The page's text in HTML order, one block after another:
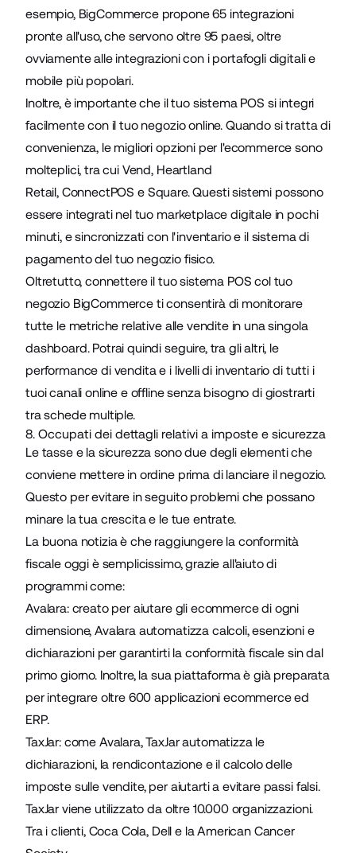
esempio, BigCommerce propone 65 integrazioni
pronte all'uso, che servono oltre 95 paesi, oltre
ovviamente alle integrazioni con i portafogli digitali e
mobile più popolari.
Inoltre, è importante che il tuo sistema POS si integri
facilmente con il tuo negozio online. Quando si tratta di
convenienza, le migliori opzioni per l'ecommerce sono
molteplici, tra cui Vend, Heartland
Retail, ConnectPOS e Square. Questi sistemi possono
essere integrati nel tuo marketplace digitale in pochi
minuti, e sincronizzati con l'inventario e il sistema di
pagamento del tuo negozio fisico.
Oltretutto, connettere il tuo sistema POS col tuo
negozio BigCommerce ti consentirà di monitorare
tutte le metriche relative alle vendite in una singola
dashboard. Potrai quindi seguire, tra gli altri, le
performance di vendita e i livelli di inventario di tutti i
tuoi canali online e offline senza bisogno di giostrarti
tra schede multiple.
8. Occupati dei dettagli relativi a imposte e sicurezza
Le tasse e la sicurezza sono due degli elementi che
conviene mettere in ordine prima di lanciare il negozio.
Questo per evitare in seguito problemi che possano
minare la tua crescita e le tue entrate.
La buona notizia è che raggiungere la conformità
fiscale oggi è semplicissimo, grazie all'aiuto di
programmi come:
Avalara: creato per aiutare gli ecommerce di ogni
dimensione, Avalara automatizza calcoli, esenzioni e
dichiarazioni per garantirti la conformità fiscale sin dal
primo giorno. Inoltre, la sua piattaforma è già preparata
per integrare oltre 600 applicazioni ecommerce ed
ERP.
TaxJar: come Avalara, TaxJar automatizza le
dichiarazioni, la rendicontazione e il calcolo delle
imposte sulle vendite, per aiutarti a evitare passi falsi.
TaxJar viene utilizzato da oltre 10.000 organizzazioni.
Tra i clienti, Coca Cola, Dell e la American Cancer